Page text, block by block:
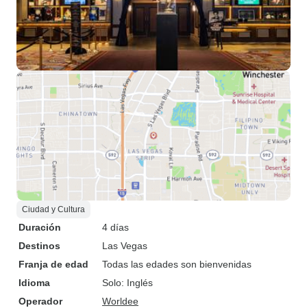
Ciudad y Cultura
Duración
4 días
Destinos
Las Vegas
Franja de edad
Todas las edades son bienvenidas
Idioma
Solo: Inglés
Operador
Worldee